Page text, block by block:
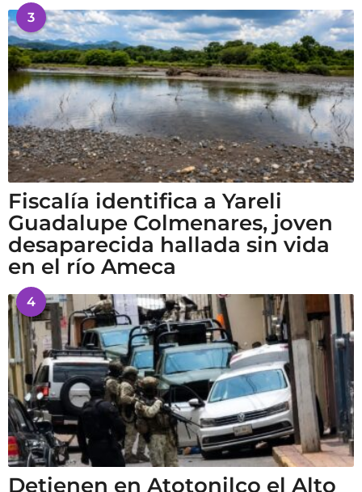
3
Fiscalía identifica a Yareli
Guadalupe Colmenares, joven
desaparecida hallada sin vida
en el río Ameca
4
Detienen en Atotonilco el Alto